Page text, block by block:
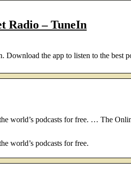
Radio – TuneIn
the app to listen to the best
world’s podcasts for free. … The
world’s podcasts for free.